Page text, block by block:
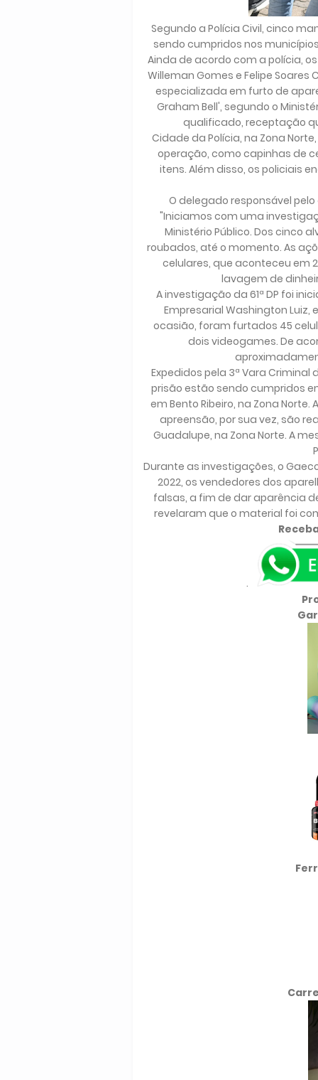
Segundo a Polícia Civil, cinco
sendo cumpridos nos
Ainda de acordo com a polícia,
Willeman Gomes e Felipe
especializada em furto de
Graham Bell', segundo o
qualificado, receptação
Cidade da Polícia, na Zona
operação, como capinhas de
itens. Além disso, os policiais
O delegado responsável
"Iniciamos com uma
Ministério Público. Dos cinco
roubados, até o momento. As
celulares, que aconteceu em
lavagem de
A investigação da 61ª DP foi
Empresarial Washington Luiz,
ocasião, foram furtados 45
dois videogames. De
Expedidos pela 3ª Vara
prisão estão sendo cumpridos
em Bento Ribeiro, na Zona
apreensão, por sua vez, são
Guadalupe, na Zona Norte. A
Durante as investigações, o
2022, os vendedores dos
falsas, a fim de dar aparência
revelaram que o material foi
.